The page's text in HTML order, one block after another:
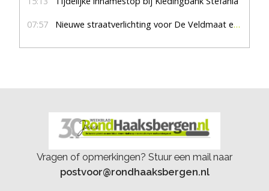
07:57 Nieuwe straatverlichting voor De Veldmaat en De Pas
Vragen of opmerkingen? Stuur een mail naar
postvoor@rondhaaksbergen.nl